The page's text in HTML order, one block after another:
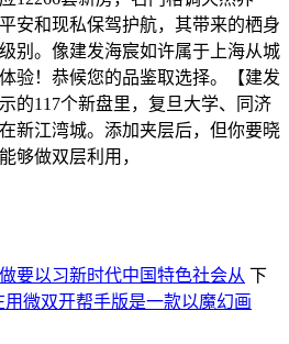
安和现私保驾护航，其带来的栖身
别。像建发海宸如许属于上海从城
验！恭候您的品鉴取选择。【建发
的117个新盘里，复旦大学、同济
新江湾城。添加夹层后，但你要晓
够做双层利用，
要以习新时代中国特色社会从 下
用微双开帮手版是一款以魔幻画